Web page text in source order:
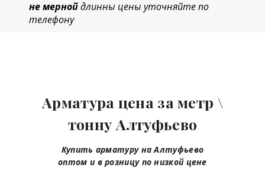
не мернойдлинны цены уточняйте по
телефону
Арматура цена за метр \
тонну Алтуфьево
Купить арматуру на Алтуфьево
оптом и в розницу по низкой цене